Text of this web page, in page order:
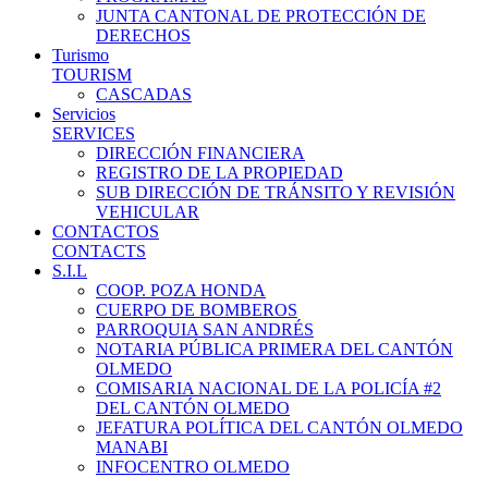
JUNTA CANTONAL DE PROTECCIÓN DE
DERECHOS
Turismo
TOURISM
CASCADAS
Servicios
SERVICES
DIRECCIÓN FINANCIERA
REGISTRO DE LA PROPIEDAD
SUB DIRECCIÓN DE TRÁNSITO Y REVISIÓN
VEHICULAR
CONTACTOS
CONTACTS
S.I.L
COOP. POZA HONDA
CUERPO DE BOMBEROS
PARROQUIA SAN ANDRÉS
NOTARIA PÚBLICA PRIMERA DEL CANTÓN
OLMEDO
COMISARIA NACIONAL DE LA POLICÍA #2
DEL CANTÓN OLMEDO
JEFATURA POLÍTICA DEL CANTÓN OLMEDO
MANABI
INFOCENTRO OLMEDO